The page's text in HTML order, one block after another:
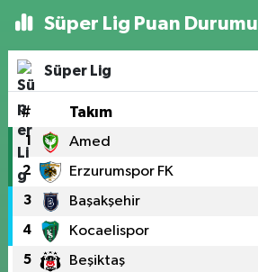
Süper Lig Puan Durumu
Süper Lig
# Takım
1 Amed
2 Erzurumspor FK
3 Başakşehir
4 Kocaelispor
5 Beşiktaş